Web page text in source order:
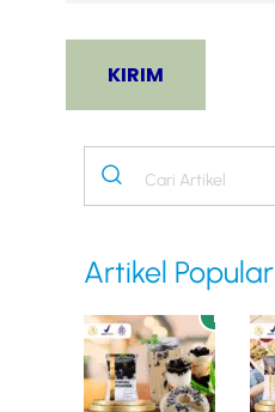
Artikel Popular
1